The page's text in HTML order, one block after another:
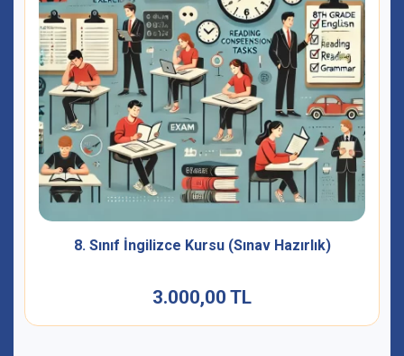
8. Sınıf İngilizce Kursu (Sınav Hazırlık)
3.000,00 TL